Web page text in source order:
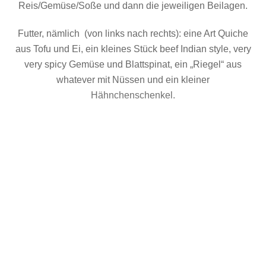
Reis/Gemüse/Soße und dann die jeweiligen Beilagen.
Futter, nämlich (von links nach rechts): eine Art Quiche
aus Tofu und Ei, ein kleines Stück beef Indian style, very
very spicy Gemüse und Blattspinat, ein „Riegel“ aus
whatever mit Nüssen und ein kleiner
Hähnchenschenkel.